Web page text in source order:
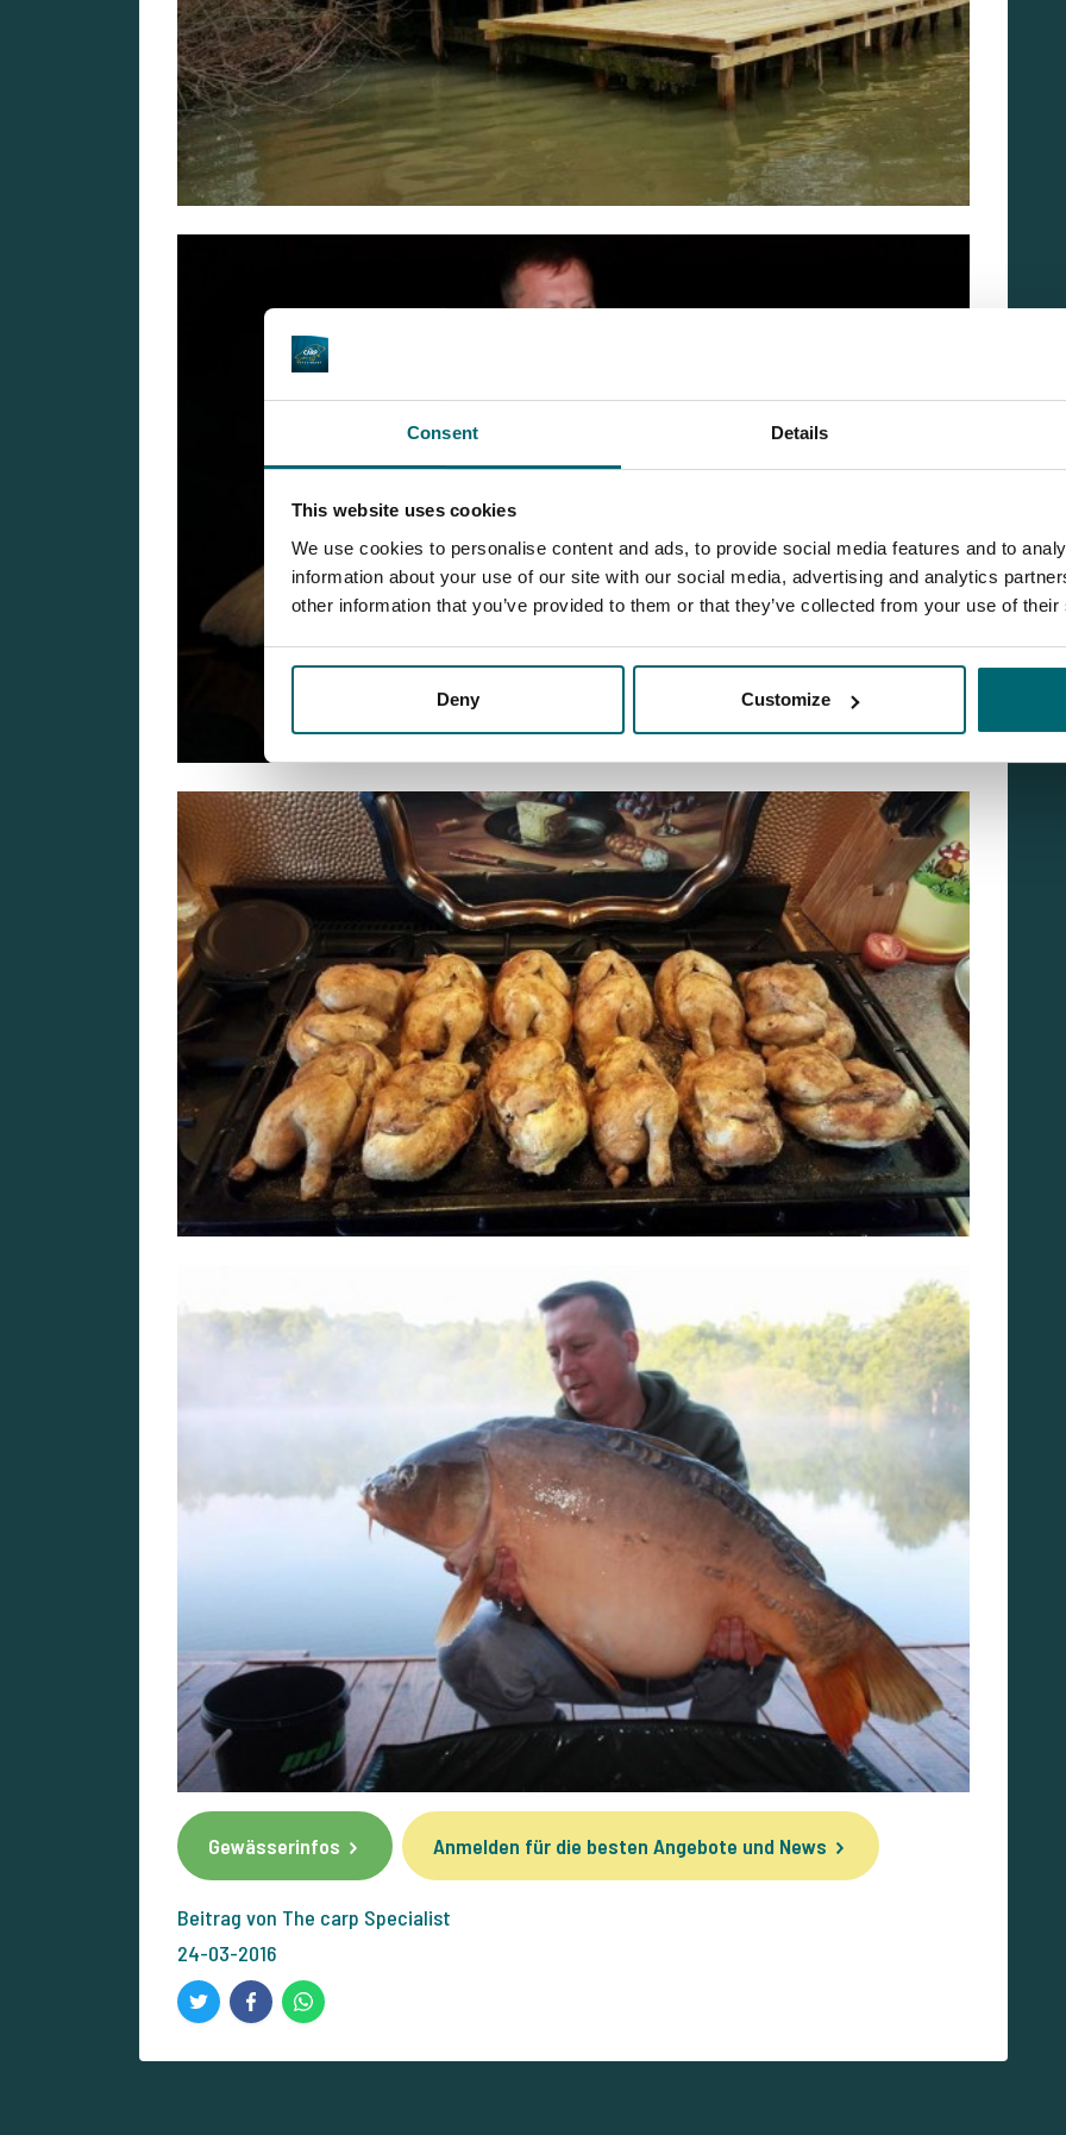
Consent Details
This website uses cookies
We use cookies to personalise content and ads, to provide social media features and to
information about your use of our site with our social media, advertising and analytics
other information that you’ve provided to them or that they’ve collected from your use of
Deny Customize
Gewässerinfos Anmelden für die besten Angebote und News
Beitrag von The carp Specialist
24-03-2016